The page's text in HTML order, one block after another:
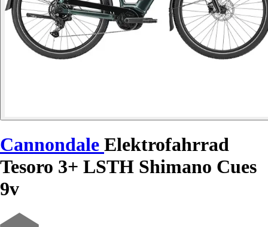
Cannondale Elektrofahrrad
Tesoro 3+ LSTH Shimano Cues
9v